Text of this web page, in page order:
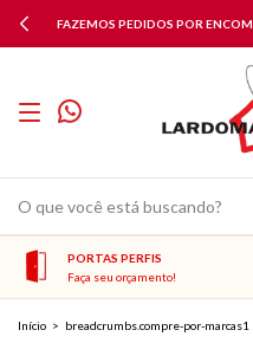
FAZEMOS PEDIDOS POR
PORTAS PERFIS
Faça seu orçamento!
Início > breadcrumbs.compre-por-marcas1